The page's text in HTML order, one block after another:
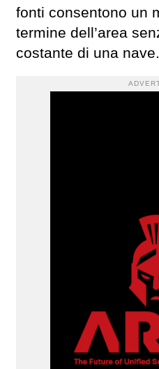
fonti consentono un
termine dell’area
costante di una nave.